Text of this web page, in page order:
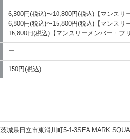
6,800円(税込)〜10,800円(税込)【マンスリ
6,800円(税込)〜15,800円(税込)【マンスリ
16,800円(税込)【マンスリーメンバー・フリ
ー
150円(税込)
茨城県日立市東滑川町5-1-3SEA MARK